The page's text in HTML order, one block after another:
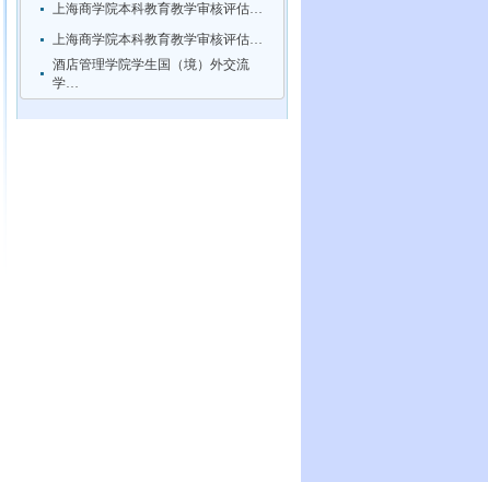
上海商学院本科教育教学审核评估…
上海商学院本科教育教学审核评估…
酒店管理学院学生国（境）外交流
学…